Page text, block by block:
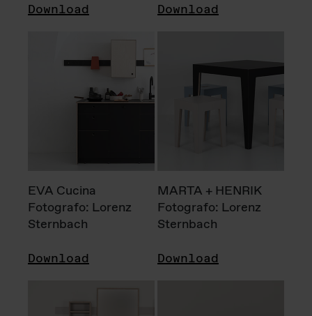
Download Download
EVA Cucina
Fotografo: Lorenz
Sternbach
Download
MARTA + HENRIK
Fotografo: Lorenz
Sternbach
Download